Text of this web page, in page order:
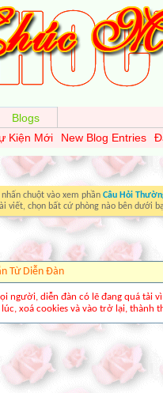
Kiện Mới New Blog Entries
Blogs
chuột vào xem phần Câu Hỏi
viết, chọn bất cứ phòng nào bên dưới
Từ Diễn Ðàn
người, diễn đàn có lẽ đang quá tải
xoá cookies và vào trở lại, thành